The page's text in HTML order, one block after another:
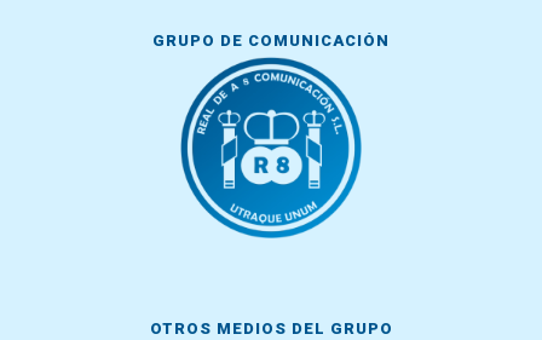
GRUPO DE COMUNICACIÓN
OTROS MEDIOS DEL GRUPO